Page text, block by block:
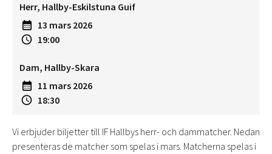
Herr, Hallby-Eskilstuna Guif
13 mars 2026
19:00
Dam, Hallby-Skara
11 mars 2026
18:30
Vi erbjuder biljetter till IF Hallbys herr- och dammatcher. Nedan
presenteras de matcher som spelas i mars. Matcherna spelas i